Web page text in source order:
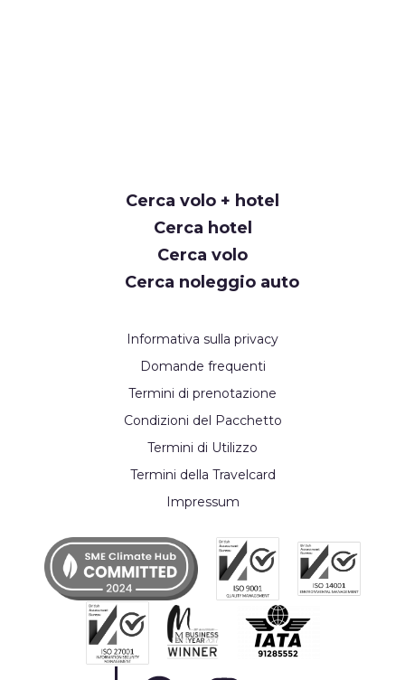
Cerca volo + hotel
Cerca hotel
Cerca volo
Cerca noleggio auto
Informativa sulla privacy
Domande frequenti
Termini di prenotazione
Condizioni del Pacchetto
Termini di Utilizzo
Termini della Travelcard
Impressum